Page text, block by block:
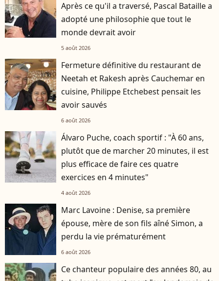
Après ce qu'il a traversé, Pascal Bataille a
adopté une philosophie que tout le
monde devrait avoir
5 août 2026
Fermeture définitive du restaurant de
Neetah et Rakesh après Cauchemar en
cuisine, Philippe Etchebest pensait les
avoir sauvés
6 août 2026
Álvaro Puche, coach sportif : "À 60 ans,
plutôt que de marcher 20 minutes, il est
plus efficace de faire ces quatre
exercices en 4 minutes"
4 août 2026
Marc Lavoine : Denise, sa première
épouse, mère de son fils aîné Simon, a
perdu la vie prématurément
6 août 2026
Ce chanteur populaire des années 80, au